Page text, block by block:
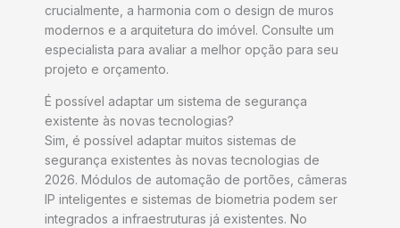
crucialmente, a harmonia com o design de muros
modernos e a arquitetura do imóvel. Consulte um
especialista para avaliar a melhor opção para seu
projeto e orçamento.
É possível adaptar um sistema de segurança
existente às novas tecnologias?
Sim, é possível adaptar muitos sistemas de
segurança existentes às novas tecnologias de
2026. Módulos de automação de portões, câmeras
IP inteligentes e sistemas de biometria podem ser
integrados a infraestruturas já existentes. No